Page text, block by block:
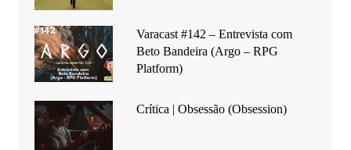
Varacast #142 – Entrevista com
Beto Bandeira (Argo – RPG
Platform)
Crítica | Obsessão (Obsession)